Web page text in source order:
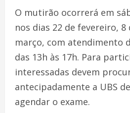
O mutirão ocorrerá em
nos dias 22 de fevereiro, 8
março, com atendimento
das 13h às 17h. Para
interessadas devem
antecipadamente a UBS
agendar o exame.